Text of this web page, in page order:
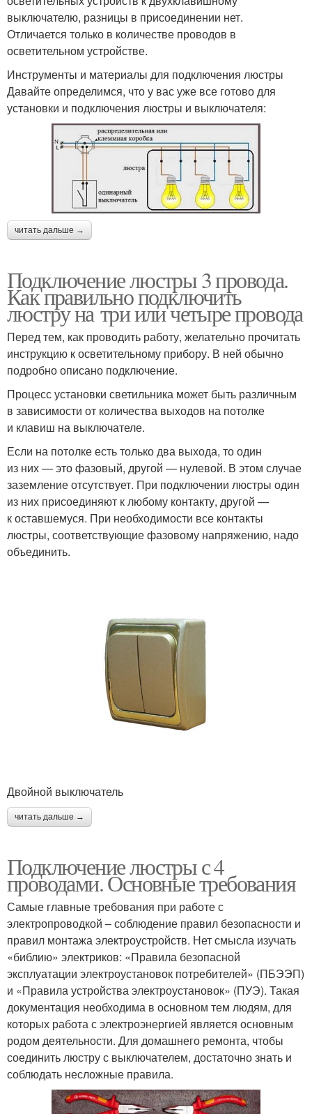
выключателю, разницы в присоединении нет.
Отличается только в количестве проводов в
осветительном устройстве.
Инструменты и материалы для подключения люстры
Давайте определимся, что у вас уже все готово для
установки и подключения люстры и выключателя:
читать дальше →
Подключение люстры 3 провода.
Как правильно подключить
люстру на три или четыре провода
Перед тем, как проводить работу, желательно прочитать
инструкцию к осветительному прибору. В ней обычно
подробно описано подключение.
Процесс установки светильника может быть различным
в зависимости от количества выходов на потолке
и клавиш на выключателе.
Если на потолке есть только два выхода, то один
из них — это фазовый, другой — нулевой. В этом случае
заземление отсутствует. При подключении люстры один
из них присоединяют к любому контакту, другой —
к оставшемуся. При необходимости все контакты
люстры, соответствующие фазовому напряжению, надо
объединить.
Двойной выключатель
читать дальше →
Подключение люстры с 4
проводами. Основные требования
Самые главные требования при работе с
электропроводкой – соблюдение правил безопасности и
правил монтажа электроустройств. Нет смысла изучать
«библию» электриков: «Правила безопасной
эксплуатации электроустановок потребителей» (ПБЭЭП)
и «Правила устройства электроустановок» (ПУЭ). Такая
документация необходима в основном тем людям, для
которых работа с электроэнергией является основным
родом деятельности. Для домашнего ремонта, чтобы
соединить люстру с выключателем, достаточно знать и
соблюдать несложные правила.